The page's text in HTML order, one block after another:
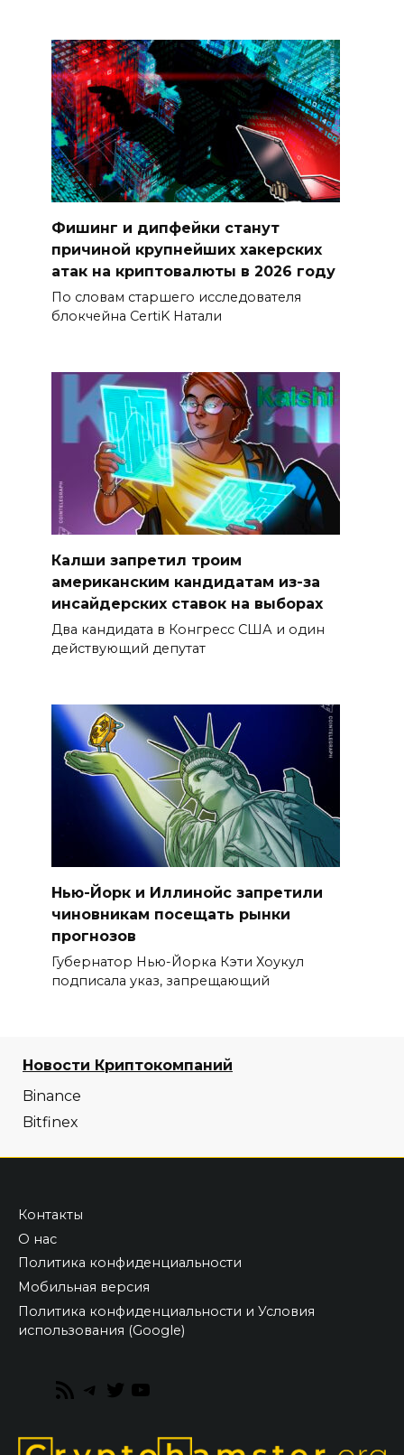
Фишинг и дипфейки станут
причиной крупнейших хакерских
атак на криптовалюты в 2026 году
По словам старшего исследователя
блокчейна CertiK Натали
Калши запретил троим
американским кандидатам из-за
инсайдерских ставок на выборах
Два кандидата в Конгресс США и один
действующий депутат
Нью-Йорк и Иллинойс запретили
чиновникам посещать рынки
прогнозов
Губернатор Нью-Йорка Кэти Хоукул
подписала указ, запрещающий
Новости Криптокомпаний
Binance
Bitfinex
Контакты
О нас
Политика конфиденциальности
Мобильная версия
Политика конфиденциальности и Условия
использования (Google)
RSS
Telegram
Twitter